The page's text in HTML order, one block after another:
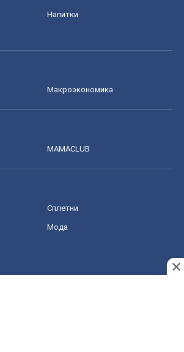
Напитки
Mакроэкономика
MAMACLUB
Сплетни
Мода